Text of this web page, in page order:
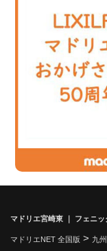
マドリエ宮崎東 ｜ フェニ
マドリエNET 全国版 > 九州